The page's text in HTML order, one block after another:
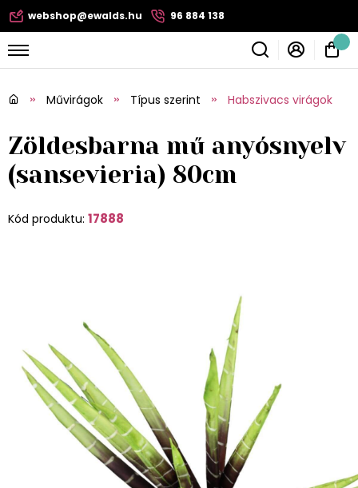
webshop@ewalds.hu 96 884 138
Művirágok Típus szerint Habszivacs virágok
Zöldesbarna mű anyósnyelv
(sansevieria) 80cm
Kód produktu: 17888